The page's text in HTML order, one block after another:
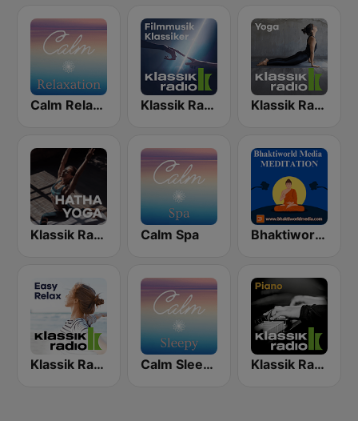
Calm Relaxation Klassik Radio Filmklassiker Klassik Radio Yoga
Klassik Radio Hatha Yoga Calm Spa Bhaktiworld Media Meditation
Klassik Radio Easy Relax Calm Sleepy Klassik Radio Piano